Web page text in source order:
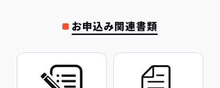
お申込み関連書類